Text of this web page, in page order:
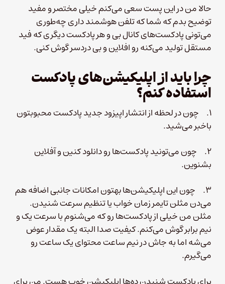
حالا من در این پست سعی می‌کنم خیلی مختصر و مفید
توضیح بدم که شما که تلفن هوشمند داری چه‌طوری
می‌تونی پادکست‌های کانال بی و هر پادکست دیگری که فید
مستقل تولید می‌کنه رو افلاین و بی دردسر گوش کنی.
چرا باید از اپلیکیشن‌های پادکست
استفاده کنم؟
۱. چون در لحظه از انتشار اپیزود جدید پادکست محبوبتون
باخبر می‌شید.
۲. چون می‌تونید پادکست‌ها رو دانلود کنین و آفلاین
بشنوین.
۳. چون این اپلیکیشن‌ها بهتون امکانات جانبی اضافه هم
می‌دن مثلن تایمر زمان خواب یا تنظیم سرعت شنیدن.
مثلن من خیلی از پادکست‌ها رو که می‌شنوم با سرعت یک و
نیم برابر گوش می‌کنم. کیفیت صدا البته یک مقدار عوض
می‌شه اما به جاش در نیم ساعت محتوای یک ساعت رو
می‌گیرم.